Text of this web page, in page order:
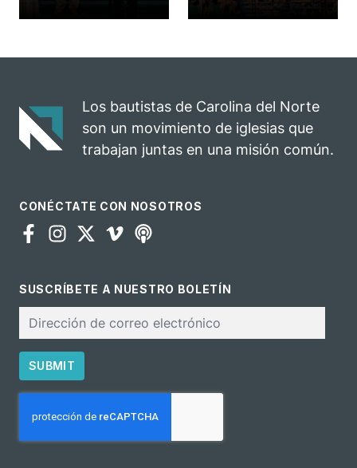
celebra el
rodeo anual en
para el
ministerio
Los bautistas de Carolina del Norte
son un movimiento de iglesias que
trabajan juntas en una misión común.
CONÉCTATE CON NOSOTROS
SUSCRÍBETE A NUESTRO BOLETÍN
electrónico
SUBMIT